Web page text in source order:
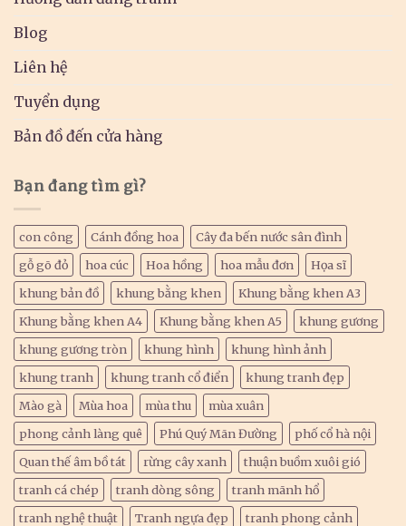
Blog
Liên hệ
Tuyển dụng
Bản đồ đến cửa hàng
Bạn đang tìm gì?
con công Cánh đồng hoa
Cây đa bến nước sân đình
gỗ gõ đỏ
hoa cúc Hoa hồng hoa mẫu đơn
Họa sĩ
khung bản đồ
khung bằng khen
Khung bằng khen A3
Khung bằng khen A4
Khung bằng khen A5
khung gương
khung gương tròn
khung hình
khung hình ảnh
khung tranh
khung tranh cổ điển
khung tranh đẹp
Mào gà
Mùa hoa mùa thu
mùa xuân
phong cảnh làng quê
Phú Quý Mãn Đường
phố cổ hà nội
Quan thế âm bồ tát
rừng cây xanh
thuận buồm xuôi gió
tranh cá chép
tranh dòng sông
tranh mãnh hổ
tranh nghệ thuật
Tranh ngựa đẹp
tranh phong cảnh